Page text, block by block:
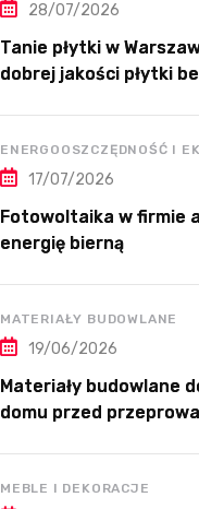
28/07/2026
Tanie płytki w
dobrej jakości płytki
ENERGOOSZCZĘDNOŚĆ I
17/07/2026
Fotowoltaika w firmie
energię bierną
MATERIAŁY BUDOWLANE
19/06/2026
Materiały budowlane
domu przed
MEBLE I DEKORACJE